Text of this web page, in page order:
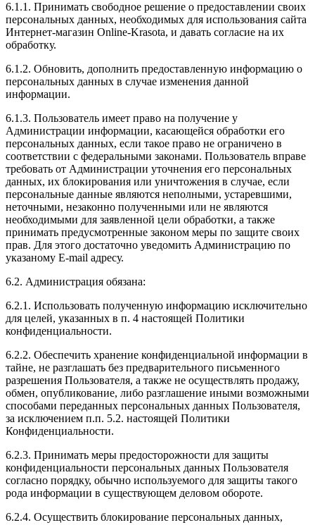
6.1.1. Принимать свободное решение о предоставлении своих
персональных данных, необходимых для использования сайта
Интернет-магазин Online-Krasota, и давать согласие на их
обработку.
6.1.2. Обновить, дополнить предоставленную информацию о
персональных данных в случае изменения данной
информации.
6.1.3. Пользователь имеет право на получение у
Администрации информации, касающейся обработки его
персональных данных, если такое право не ограничено в
соответствии с федеральными законами. Пользователь вправе
требовать от Администрации уточнения его персональных
данных, их блокирования или уничтожения в случае, если
персональные данные являются неполными, устаревшими,
неточными, незаконно полученными или не являются
необходимыми для заявленной цели обработки, а также
принимать предусмотренные законом меры по защите своих
прав. Для этого достаточно уведомить Администрацию по
указаному E-mail адресу.
6.2. Администрация обязана:
6.2.1. Использовать полученную информацию исключительно
для целей, указанных в п. 4 настоящей Политики
конфиденциальности.
6.2.2. Обеспечить хранение конфиденциальной информации в
тайне, не разглашать без предварительного письменного
разрешения Пользователя, а также не осуществлять продажу,
обмен, опубликование, либо разглашение иными возможными
способами переданных персональных данных Пользователя,
за исключением п.п. 5.2. настоящей Политики
Конфиденциальности.
6.2.3. Принимать меры предосторожности для защиты
конфиденциальности персональных данных Пользователя
согласно порядку, обычно используемого для защиты такого
рода информации в существующем деловом обороте.
6.2.4. Осуществить блокирование персональных данных,